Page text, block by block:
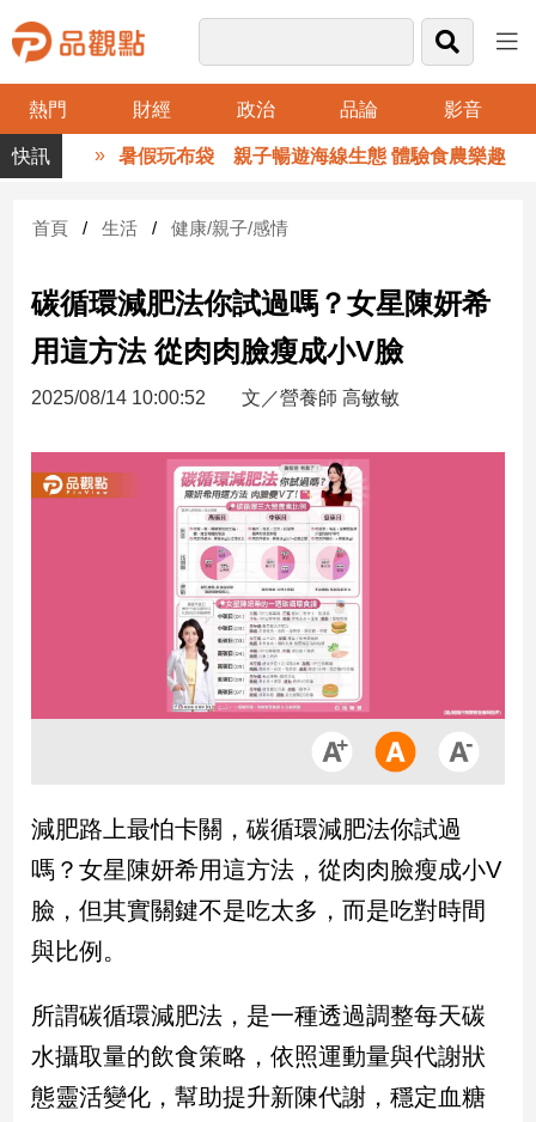
熱門 財經 政治 品論 影音
品
觀
財
台
財
新
產
經/
品
政
治
政
治
焦
品
點
民
調
暑假玩布袋 親子暢遊海線生態 體驗食農樂趣
首頁 生活 健康/親子/感情
碳循環減肥法你試過嗎？女星陳妍希
用這方法 從肉肉臉瘦成小V臉
2025/08/14 10:00:52 文／營養師 高敏敏
減肥路上最怕卡關，碳循環減肥法你試過
嗎？女星陳妍希用這方法，從肉肉臉瘦成小V
臉，但其實關鍵不是吃太多，而是吃對時間
與比例。
所謂碳循環減肥法，是一種透過調整每天碳
水攝取量的飲食策略，依照運動量與代謝狀
態靈活變化，幫助提升新陳代謝，穩定血糖